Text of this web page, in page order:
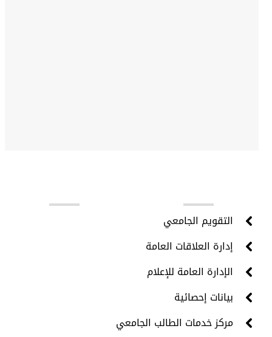
التقويم الجامعي
إدارة العلاقات العامة
الإدارة العامة للإعلام
بيانات إحصائية
مركز خدمات الطالب الجامعي